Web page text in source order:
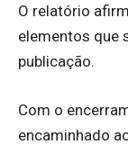
O relatório
elementos que
publicação.
Com o
encaminhado